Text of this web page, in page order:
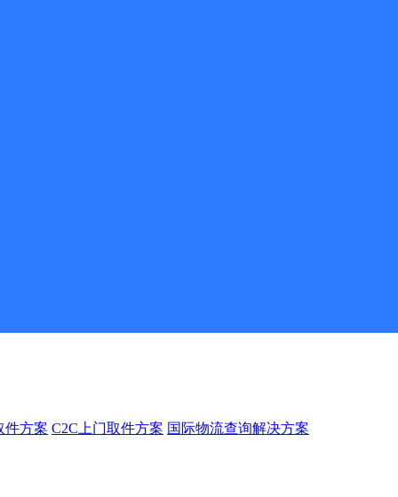
件方案 C2C上门取件方案 国际物流查询解决方案